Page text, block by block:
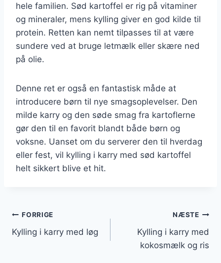
hele familien. Sød kartoffel er rig på vitaminer
og mineraler, mens kylling giver en god kilde til
protein. Retten kan nemt tilpasses til at være
sundere ved at bruge letmælk eller skære ned
på olie.
Denne ret er også en fantastisk måde at
introducere børn til nye smagsoplevelser. Den
milde karry og den søde smag fra kartoflerne
gør den til en favorit blandt både børn og
voksne. Uanset om du serverer den til hverdag
eller fest, vil kylling i karry med sød kartoffel
helt sikkert blive et hit.
Indlægsnavigation
FORRIGE
Kylling i karry med løg
NÆSTE
Kylling i karry med
kokosmælk og ris